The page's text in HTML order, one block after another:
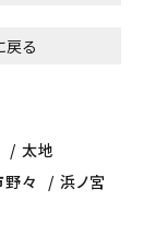
戻る
太地
野々
浜ノ宮